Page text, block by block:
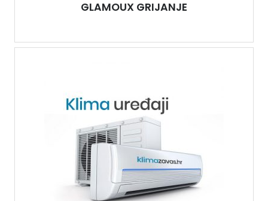
GLAMOUX GRIJANJE